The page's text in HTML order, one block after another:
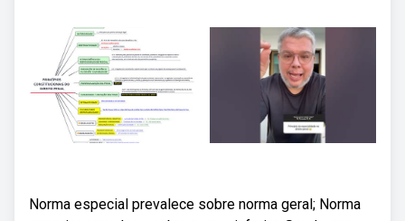
Norma especial prevalece sobre norma geral; Norma